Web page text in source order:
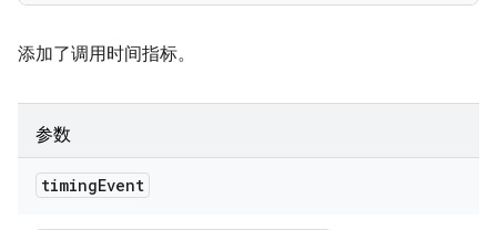
添加了调用时间指标。
参数
timingEvent